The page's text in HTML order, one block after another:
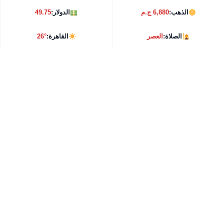
الذهب:6,880 ج.م الدولار:49.75
الصلاة:العصر القاهرة:26°